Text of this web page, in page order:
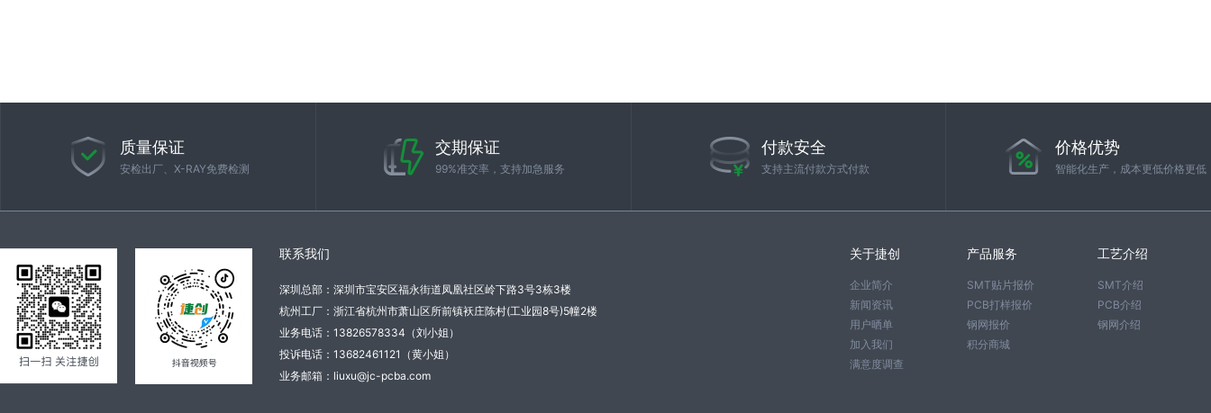
质量保证
安检出厂、X-RAY免费检测
交期保证
99%准交率，支持加急服务
付款安全
支持主流付款方式付款
价格优势
智能化生产，成本更低价格更低
联系我们
深圳总部：深圳市宝安区福永街道凤凰社区岭下路3号3栋3楼
杭州工厂：浙江省杭州市萧山区所前镇袄庄陈村(工业园8号)5幢2楼
业务电话：13826578334（刘小姐）
投诉电话：13682461121（黄小姐）
业务邮箱：liuxu@jc-pcba.com
关于捷创
企业简介
新闻资讯
用户晒单
加入我们
满意度调查
产品服务
SMT贴片报价
PCB打样报价
钢网报价
积分商城
工艺介绍
SMT介绍
PCB介绍
钢网介绍